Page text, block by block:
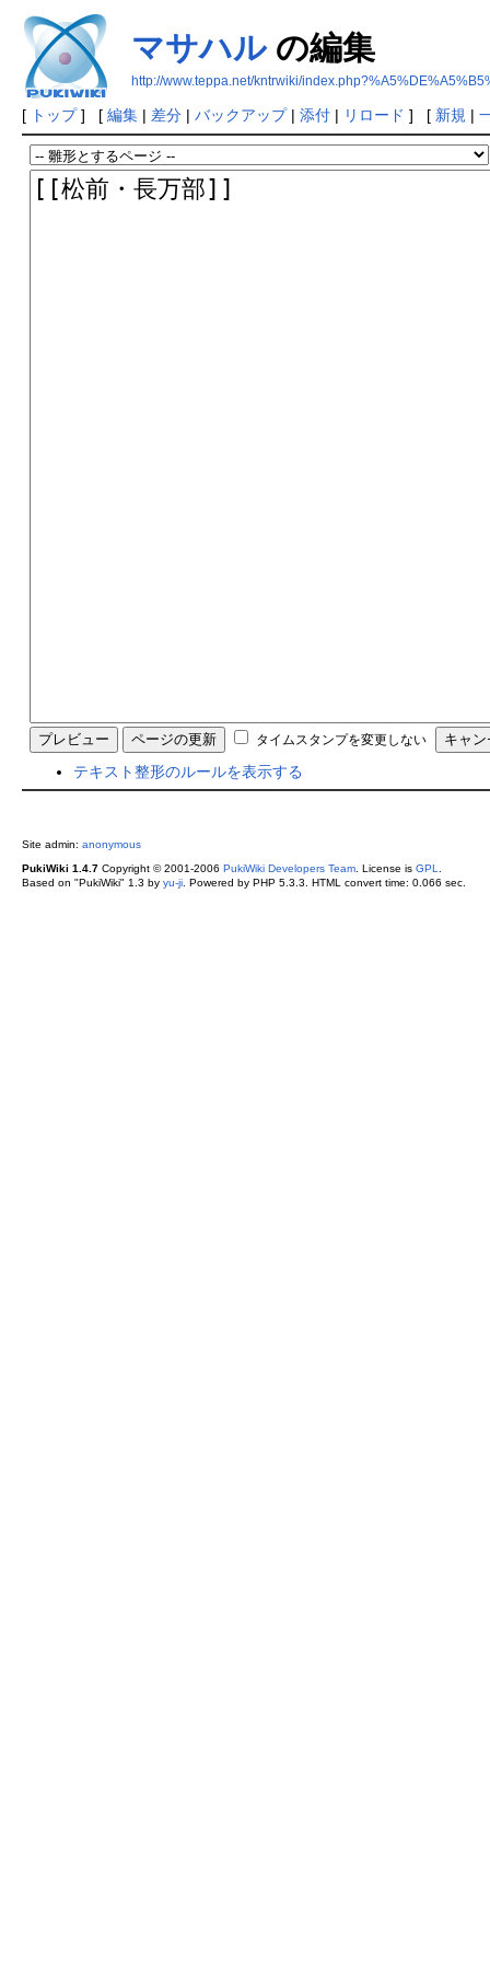
マサハルの編集
http://www.teppa.net/kntrwiki/
[ トップ] [ 編集| 差分| バックアップ| 添付| リロード ] [ 新規 |
タイムスタンプを変更しない
テキスト整形のルールを表示する
Site admin: anonymous
PukiWiki 1.4.7Copyright © 2001-2006 PukiWiki Developers Team. License is GPL
Based on "PukiWiki" 1.3 by yu-ji. Powered by PHP 5.3.3. HTML convert time: 0.066 sec.